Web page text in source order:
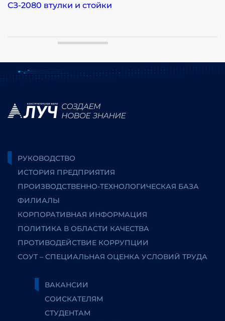
СЗ-2080 втулки и стойки
РУКОВОДСТВО
ИСТОРИЯ ПРЕДПРИЯТИЯ
ПРОИЗВОДСТВЕННО-ТЕХНОЛОГИЧЕСКАЯ БАЗА
ФИЛИАЛЫ
КОРПОРАТИВНАЯ ИНФОРМАЦИЯ
ПОЛИТИКА В ОБЛАСТИ КАЧЕСТВА
ПРОТИВОДЕЙСТВИЕ КОРРУПЦИИ
СОУТ – СПЕЦИАЛЬНАЯ ОЦЕНКА УСЛОВИЙ ТРУДА
ВАКАНСИИ
СОИСКАТЕЛЯМ
СТУДЕНТАМ